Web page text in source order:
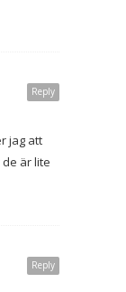
Reply
jag att
är lite
Reply